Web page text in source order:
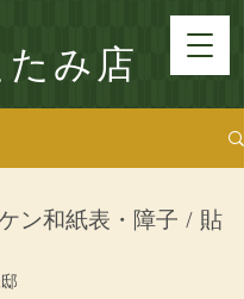
み店
ン和紙表・障子 / 貼